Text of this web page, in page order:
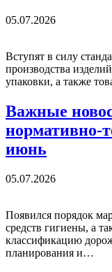
05.07.2026
Вступят в силу
производства
упаковки, а также
Важные
нормативно-
июнь
05.07.2026
Появился порядок
средств гигиены, а
классификацию
планирования и…